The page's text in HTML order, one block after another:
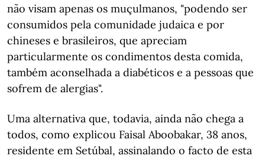
não visam apenas os muçulmanos, "podendo ser
consumidos pela comunidade judaica e por
chineses e brasileiros, que apreciam
particularmente os condimentos desta comida,
também aconselhada a diabéticos e a pessoas que
sofrem de alergias".
Uma alternativa que, todavia, ainda não chega a
todos, como explicou Faisal Aboobakar, 38 anos,
residente em Setúbal, assinalando o facto de esta